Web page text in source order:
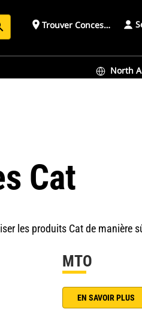
place Trouver Concessionnaire
North
Cat
les produits Cat de manière
MTO
EN SAVOIR PLUS